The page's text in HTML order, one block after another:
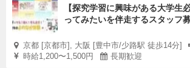
【探究学習に興味がある大学生
ってみたいを伴走するスタッフ
京都 [京都市], 大阪 [豊中市/少路駅 徒歩14分]
時給1,200〜1,500円
長期歓迎